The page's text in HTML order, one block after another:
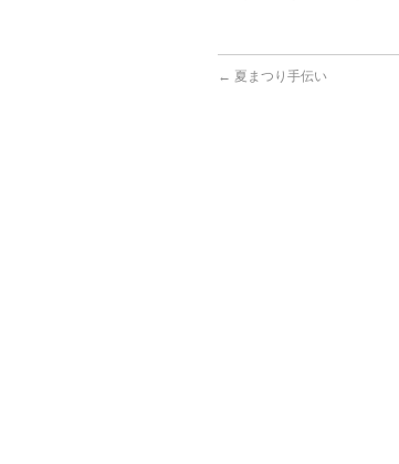
← 夏まつり手伝い